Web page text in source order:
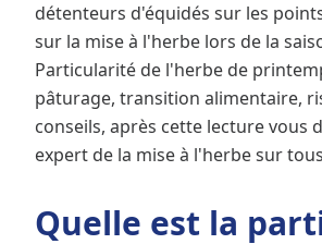
détenteurs d'équidés sur les
sur la mise à l'herbe lors de la
Particularité de l'herbe de
pâturage, transition alimentaire,
conseils, après cette lecture vous
expert de la mise à l'herbe sur
Quelle est la